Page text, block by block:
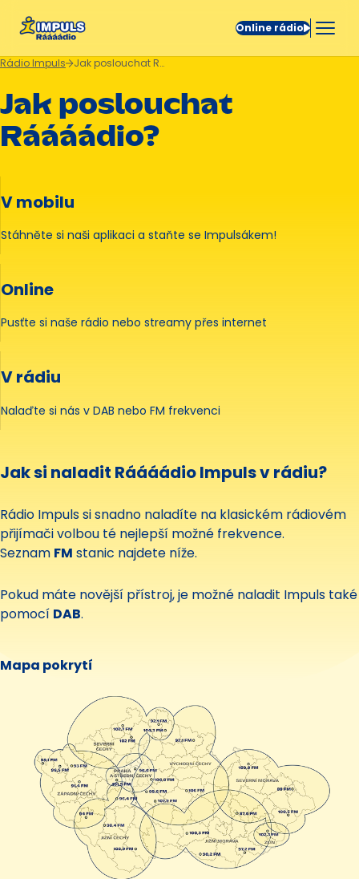
Online rádio
Rádio Impuls Jak poslouchat Rádio?
Jak poslouchat
Ráááádio?
V mobilu
Stáhněte si naši aplikaci a staňte se Impulsákem!
Online
Pusťte si naše rádio nebo streamy přes internet
V rádiu
Nalaďte si nás v DAB nebo FM frekvenci
Jak si naladit Ráááádio Impuls v rádiu?
Rádio Impuls si snadno naladíte na klasickém rádiovém
přijímači volbou té nejlepší možné frekvence.
Seznam FM stanic najdete níže.
Pokud máte novější přístroj, je možné naladit Impuls také
pomocí DAB.
Mapa pokrytí